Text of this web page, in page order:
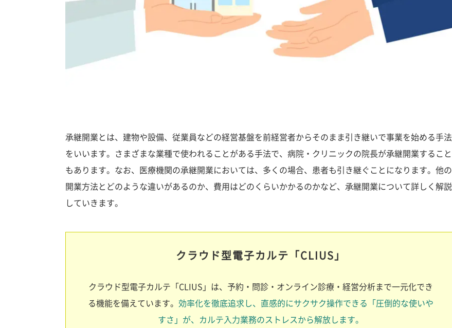
承継開業とは、建物や設備、従業員などの経営基盤を前経営者からそのまま引き継いで事業を始める手法
をいいます。さまざまな業種で使われることがある手法で、病院・クリニックの院長が承継開業すること
もあります。なお、医療機関の承継開業においては、多くの場合、患者も引き継ぐことになります。他の
開業方法とどのような違いがあるのか、費用はどのくらいかかるのかなど、承継開業について詳しく解説
していきます。
クラウド型電子カルテ「CLIUS」
クラウド型電子カルテ「CLIUS」は、予約・問診・オンライン診療・経営分析まで一元化でき
る機能を備えています。 効率化を徹底追求し、直感的にサクサク操作できる「圧倒的な使いや
すさ」が、カルテ入力業務のストレスから解放します。